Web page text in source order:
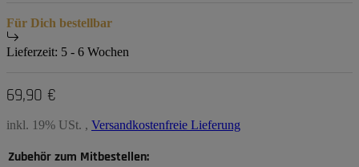
Für Dich bestellbar
Lieferzeit: 5 - 6 Wochen
69,90 €
inkl. 19% USt. , Versandkostenfreie Lieferung
Zubehör zum Mitbestellen: